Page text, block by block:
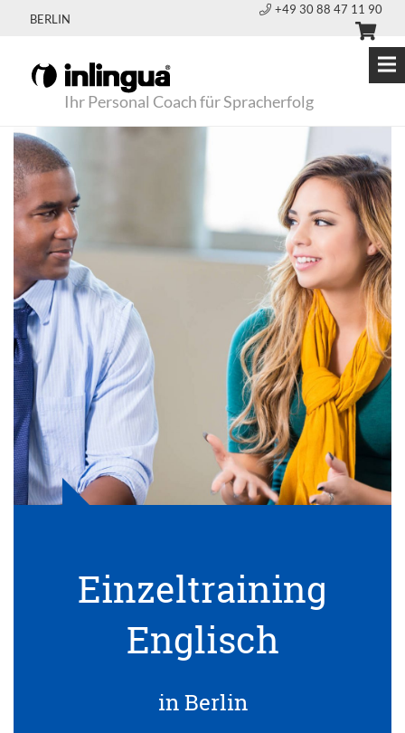
BERLIN
+49 30 88 47 11 90
Ihr Personal Coach für Spracherfolg
Einzeltraining
Englisch
in Berlin